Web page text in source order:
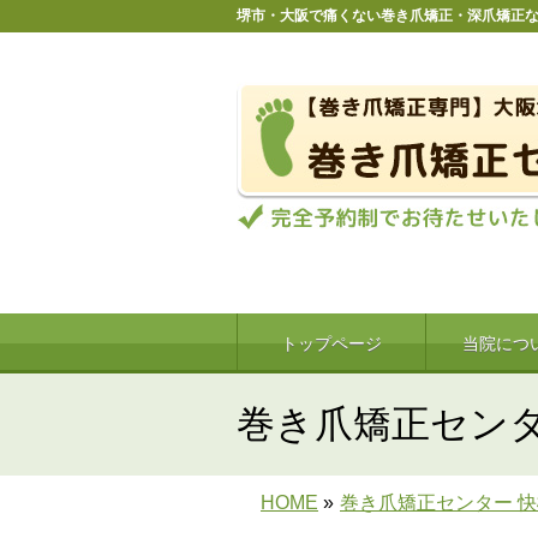
堺市・大阪で痛くない巻き爪矯正・深爪矯正
トップページ 当院に
巻き爪矯正セン
HOME » 巻き爪矯正センター